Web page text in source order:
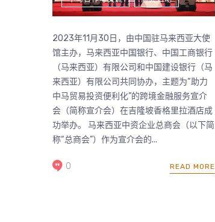
2023年11月30日，由中国驻马来西亚大使
馆主办，马来西亚中国银行、中国工商银行
（马来西亚）有限公司和中国建设银行（马
来西亚）有限公司共同协办，主题为“助力
中马贸易投资便利化”的跨境金融服务宣介
会（简称宣介会）在吉隆坡香格里拉酒店成
功举办。 马来西亚中资企业总商会（以下简
称“总商会”）作为宣介会的...
READ MORE
0